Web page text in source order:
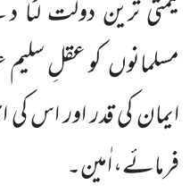
قیمتی ترین دولت لٹا
مسلمانوںکو عقلِ سلیم
ایمان کی قدر اور اس کی
فرمائے، اٰمین۔